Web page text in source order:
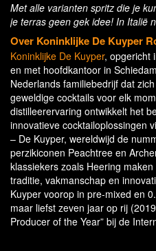
Met alle varianten spritz die je
je terras geen gek idee! In Italië
Over Koninklijke De Kuyper
Koninklijke De Kuyper, opgericht
en met hoofdkantoor in
Nederlands familiebedrijf dat
geweldige cocktails voor elk
distilleerervaring ontwikkelt het
innovatieve cocktailoplossingen
– De Kuyper, wereldwijd de
perzikiconen Peachtree en
klassiekers zoals Heering
traditie, vakmanschap en
Kuyper voorop in pre-mixed en
maar liefst zeven jaar op rij
Producer of the Year” bij de